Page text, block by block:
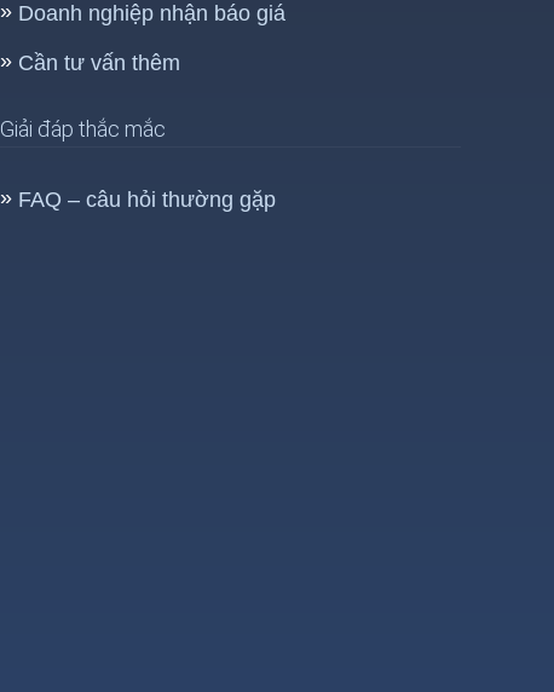
Doanh nghiệp nhận báo giá
Cần tư vấn thêm
Giải đáp thắc mắc
FAQ – câu hỏi thường gặp